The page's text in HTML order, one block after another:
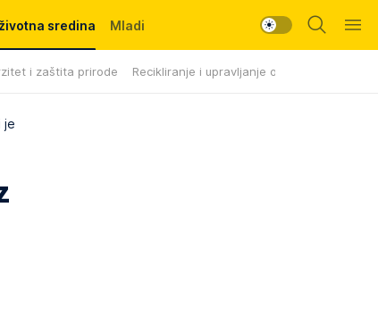
sredina
i zaštita prirode Recikliranje i upravljanje otpadom
Mladi
je